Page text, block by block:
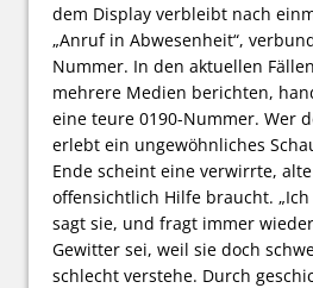
dem Display verbleibt nach
„Anruf in Abwesenheit“,
Nummer. In den aktuellen
mehrere Medien berichten,
eine teure 0190-Nummer. Wer
erlebt ein ungewöhnliches
Ende scheint eine verwirrte,
offensichtlich Hilfe braucht. „Ich
sagt sie, und fragt immer
Gewitter sei, weil sie doch
schlecht verstehe. Durch